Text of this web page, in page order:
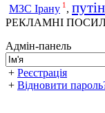
МЗС Ірану 1, путін
РЕКЛАМНІ
Адмін-панель
+ Реєстрація
+ Відновити